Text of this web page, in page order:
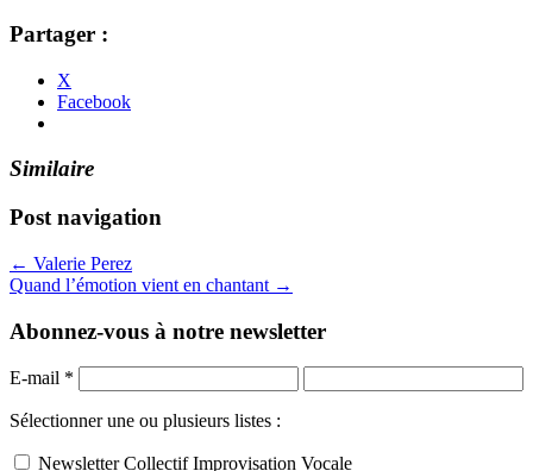
Partager :
X
Facebook
Similaire
Post navigation
← Valerie Perez
Quand l’émotion vient en chantant →
Abonnez-vous à notre newsletter
E-mail *
Sélectionner une ou plusieurs listes :
Newsletter Collectif Improvisation Vocale